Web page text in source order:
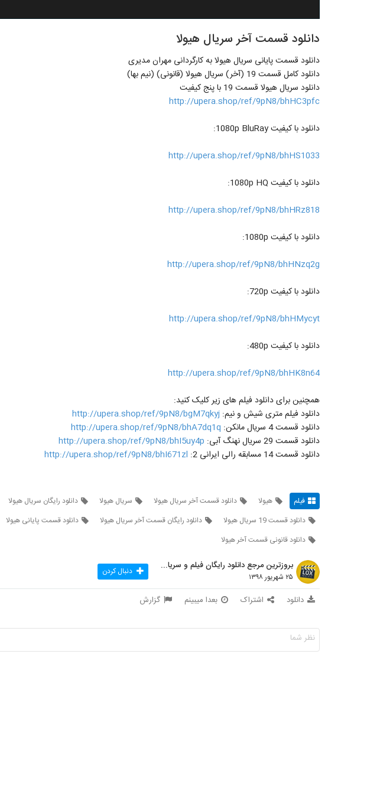
دانلود قسمت آخر سریال هیولا
دانلود قسمت پایانی سریال هیولا به کارگردانی مهران مدیری
دانلود کامل قسمت 19 (آخر) سریال هیولا (قانونی) (نیم بها)
دانلود سریال هیولا قسمت 19 با پنج کیفیت
http://upera.shop/ref/9pN8/bhHC3pfc
دانلود با کیفیت 1080p BluRay:
http://upera.shop/ref/9pN8/bhHS1033
دانلود با کیفیت 1080p HQ:
http://upera.shop/ref/9pN8/bhHRz818
دانلود با کیفیت 1080p:
http://upera.shop/ref/9pN8/bhHNzq2g
دانلود با کیفیت 720p:
http://upera.shop/ref/9pN8/bhHMycyt
دانلود با کیفیت 480p:
http://upera.shop/ref/9pN8/bhHK8n64
همچنین برای دانلود فیلم های زیر کلیک کنید:
دانلود فیلم متری شیش و نیم: http://upera.shop/ref/9pN8/bgM7qkyj
دانلود قسمت 4 سریال مانکن:
http://upera.shop/ref/9pN8/bhA7dq1q
دانلود قسمت 29 سریال نهنگ آبی:
http://upera.shop/ref/9pN8/bhI5uy4p
دانلود قسمت 14 مسابقه رالی ایرانی 2:
http://upera.shop/ref/9pN8/bhI671zl
فیلم هیولا دانلود قسمت آخر سریال هیولا سریال هیولا دانلود رایگان سریال هیولا
دانلود قسمت 19 سریال هیولا
دانلود رایگان قسمت آخر سریال هیولا دانلود قسمت پایانی هیولا
دانلود قانونی قسمت آخر هیولا
بروزترین مرجع دانلود رایگان فیلم و سریال ایرانی
۲۵ شهریور ۱۳۹۸ دنبال کردن
دانلود اشتراک بعدا میبینم گزارش